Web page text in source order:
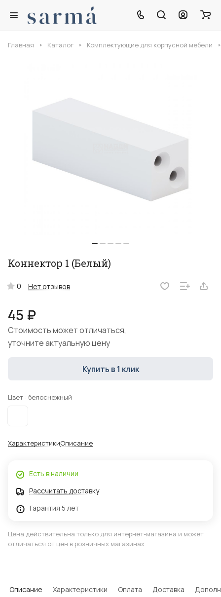
Главная Каталог Комплектующие для корпусной мебели
Коннектор 1 (Белый)
0 Нет отзывов
45 ₽
Стоимость может отличаться,
уточните актуальную цену
Купить в 1 клик
Цвет : белоснежный
ХарактеристикиОписание
Есть в наличии
Рассчитать доставку
Гарантия 5 лет
Цена действительна только для интернет-магазина и может
отличаться от цен в розничных магазинах
Описание Характеристики Оплата Доставка